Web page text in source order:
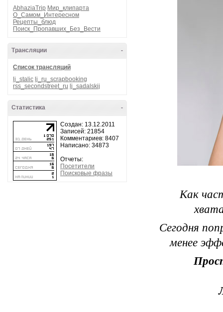
AbhaziaTrip Мир_клипарта
О_Самом_Интересном
Рецепты_блюд
Поиск_Пропавших_Без_Вести
-
Трансляции
Список трансляций
lj_stalic lj_ru_scrapbooking
rss_secondstreet_ru lj_sadalskij
-
Статистика
Создан: 13.12.2011
Записей: 21854
Комментариев: 8407
Написано: 34873
Отчеты:
Посетители
Поисковые фразы
Как
Сегодня
менее